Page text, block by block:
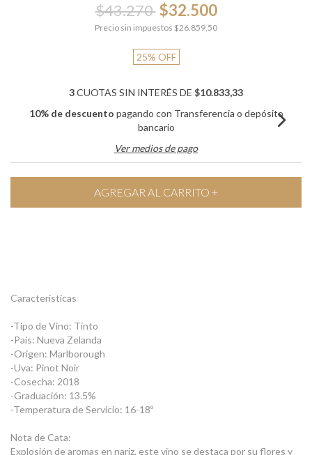
$43.270 $32.500
Precio sin impuestos $26.859,50
25% OFF
3CUOTAS SIN INTERÉS DE $10.833,33
10% de descuento pagando con Transferencia o depósito
bancario
Ver medios de pago
Características
-Tipo de Vino: Tinto
-Pais: Nueva Zelanda
-Origen: Marlborough
-Uva: Pinot Noir
-Cosecha: 2018
-Graduación: 13.5%
-Temperatura de Servicio: 16-18º
Nota de Cata:
Explosión de aromas en nariz, este vino se destaca por su flores y